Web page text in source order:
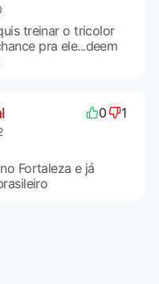
treinar o tricolor
pra ele...deem
0 1
Fortaleza e já